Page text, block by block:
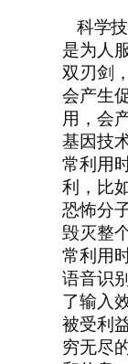
科学
是为人
双刃剑
会产生
用，会
基因技
常利用
利，比
恐怖分
毁灭整
常利用
语音识
了输入
被受利
穷无尽